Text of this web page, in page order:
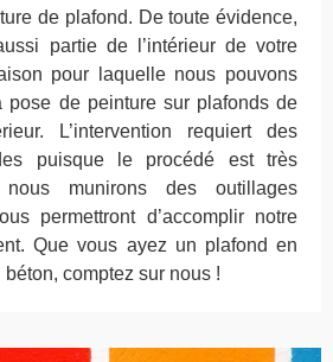
de plafond. De toute évidence,
partie de l’intérieur de votre
pour laquelle nous pouvons
pose de peinture sur plafonds de
L’intervention requiert des
puisque le procédé est très
munirons des outillages
permettront d’accomplir notre
Que vous ayez un plafond en
comptez sur nous !